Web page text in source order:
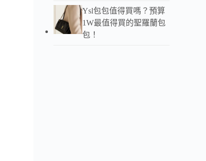
Ysl包包值得買嗎？預算
1W最值得買的聖羅蘭包
包！